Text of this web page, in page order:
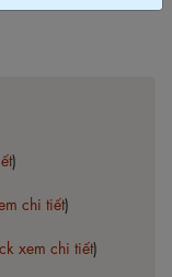
)
chi tiết)
xem chi tiết)